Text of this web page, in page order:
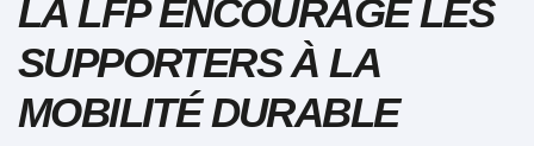
LA LFP ENCOURAGE LES
SUPPORTERS À LA
MOBILITÉ DURABLE